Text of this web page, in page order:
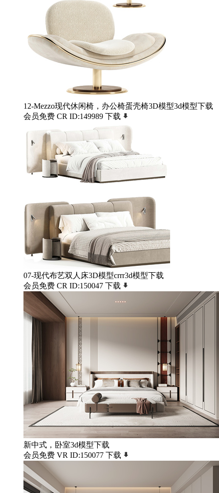
12-Mezzo现代休闲椅，办公椅蛋壳椅3D模型3d模型下载
会员免费 CR ID:149989 下载
07-现代布艺双人床3D模型crrr3d模型下载
会员免费 CR ID:150047 下载
新中式，卧室3d模型下载
会员免费 VR ID:150077 下载